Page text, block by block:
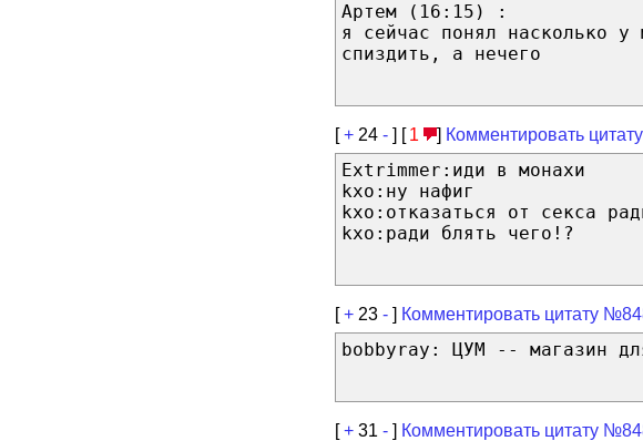
Артем (16:15) :
я сейчас понял насколько
спиздить, а нечего
[+ 24 - ] [ 1 ] Комментировать
Extrimmer:иди в монахи
kxo:ну нафиг
kxo:отказаться от секса
kxo:ради блять чего!?
[+ 23 - ] Комментировать цитату
bobbyray: ЦУМ -- магазин
[+ 31 - ] Комментировать цитату